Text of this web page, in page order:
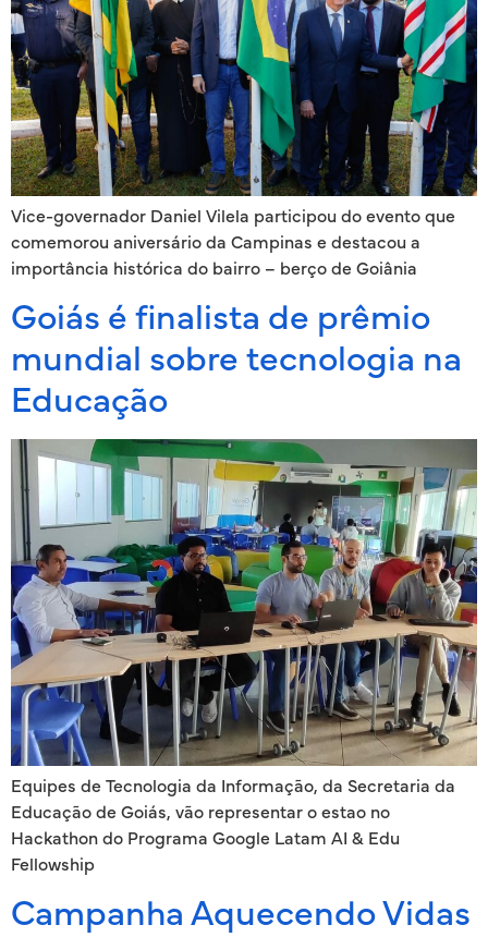
Vice-governador Daniel Vilela participou do evento que
comemorou aniversário da Campinas e destacou a
importância histórica do bairro – berço de Goiânia
Goiás é finalista de prêmio
mundial sobre tecnologia na
Educação
Equipes de Tecnologia da Informação, da Secretaria da
Educação de Goiás, vão representar o estao no
Hackathon do Programa Google Latam AI & Edu
Fellowship
Campanha Aquecendo Vidas